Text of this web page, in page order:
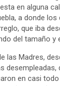
en alguna
a donde
que iba
del tamaño y
las Madres,
desempleadas,
en casi